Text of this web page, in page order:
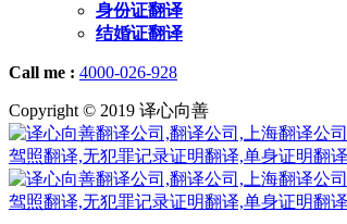
身份证翻译
结婚证翻译
Call me : 4000-026-928
Copyright © 2019 译心向善